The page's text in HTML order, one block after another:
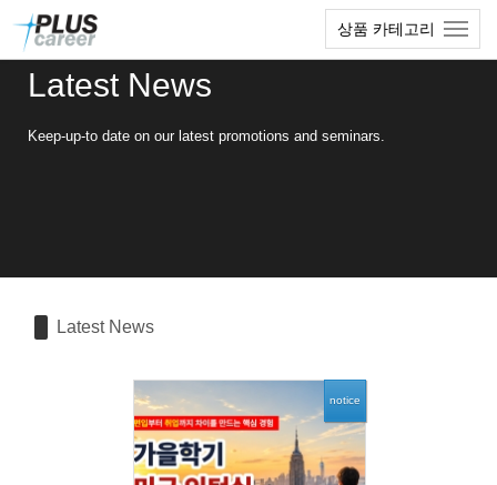
상품 카테고리
Latest News
Keep-up-to date on our latest promotions and seminars.
Latest News
notice
84